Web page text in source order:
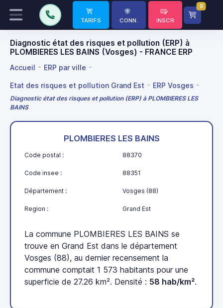
TARIFS CONN. INSCR
0
Diagnostic état des risques et pollution (ERP) à
PLOMBIERES LES BAINS (Vosges) - FRANCE ERP
Accueil ERP par ville
Etat des risques et pollution Grand Est ERP Vosges
Diagnostic état des risques et pollution (ERP) à PLOMBIERES LES
BAINS
PLOMBIERES LES BAINS
Code postal : 88370
Code insee : 88351
Département : Vosges (88)
Region : Grand Est
La commune PLOMBIERES LES BAINS se
trouve en Grand Est dans le département
Vosges (88), au dernier recensement la
commune comptait 1 573 habitants pour une
superficie de 27.26 km². Densité : 58 hab/km².